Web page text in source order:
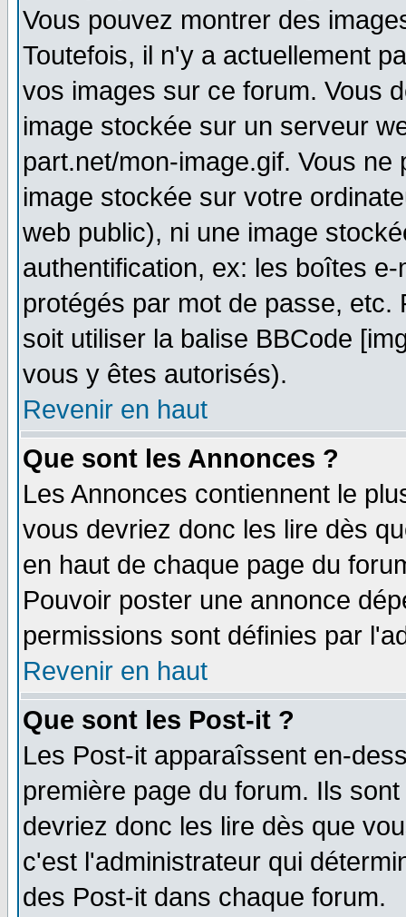
Vous pouvez montrer des
Toutefois, il n'y a actuellement
vos images sur ce forum. Vous
image stockée sur un serveur
part.net/mon-image.gif. Vous
image stockée sur votre
web public), ni une image
authentification, ex: les boîtes
protégés par mot de passe,
soit utiliser la balise BBCode
vous y êtes autorisés).
Revenir en haut
Que sont les Annonces ?
Les Annonces contiennent le
vous devriez donc les lire dès
en haut de chaque page du
Pouvoir poster une annonce
permissions sont définies par
Revenir en haut
Que sont les Post-it ?
Les Post-it apparaîssent en-
première page du forum. Ils
devriez donc les lire dès que
c'est l'administrateur qui
des Post-it dans chaque forum.